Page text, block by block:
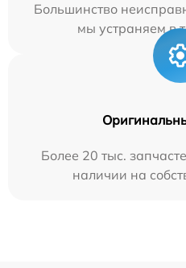
Большинство
мы устраняем в
Более 20 тыс.
наличии на